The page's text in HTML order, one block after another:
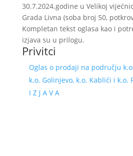
30.7.2024.godine u Velikoj
Grada Livna (soba broj 50,
Kompletan tekst oglasa kao i
izjava su u prilogu.
Privitci
Oglas o prodaji na području
k.o. Golinjevo, k.o. Kablići i k.o.
I Z J A V A